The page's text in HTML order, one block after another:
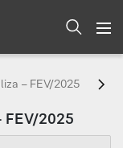
– FEV/2025
FEV/2025